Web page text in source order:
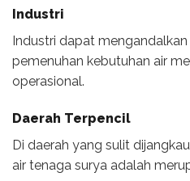
Industri
Industri dapat
pemenuhan kebutuhan air
operasional.
Daerah Terpencil
Di daerah yang sulit
air tenaga surya adalah